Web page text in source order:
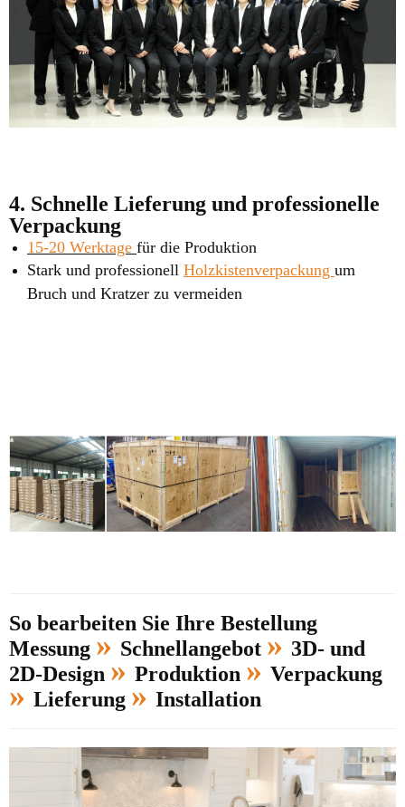
4. Schnelle Lieferung und professionelle
Verpackung
15-20 Werktage für die Produktion
Stark und professionell Holzkistenverpackung um
Bruch und Kratzer zu vermeiden
So bearbeiten Sie Ihre Bestellung
Messung » Schnellangebot » 3D- und
2D-Design » Produktion » Verpackung
» Lieferung » Installation